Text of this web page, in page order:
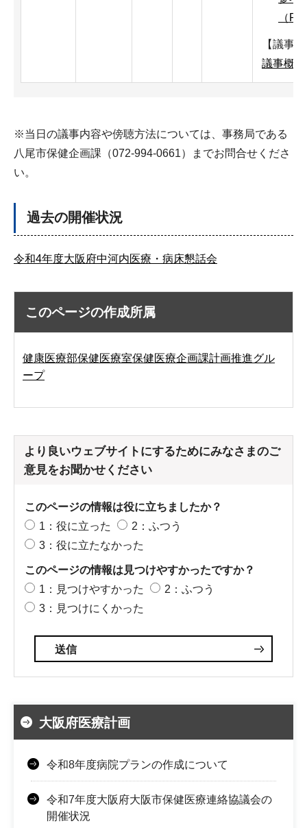
（
【議事
議事概
※当日の議事内容や傍聴方法については、事務局である
八尾市保健企画課（072-994-0661）までお問合せくださ
い。
過去の開催状況
令和4年度大阪府中河内医療・病床懇話会
このページの作成所属
健康医療部保健医療室保健医療企画課計画推進グル
ープ
より良いウェブサイトにするためにみなさまのご
意見をお聞かせください
このページの情報は役に立ちましたか？
1：役に立った
2：ふつう
3：役に立たなかった
このページの情報は見つけやすかったですか？
1：見つけやすかった
2：ふつう
3：見つけにくかった
大阪府医療計画
令和8年度病院プランの作成について
令和7年度大阪府大阪市保健医療連絡協議会の
開催状況